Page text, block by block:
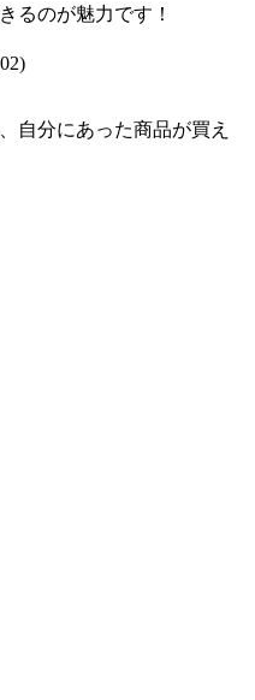
るのが魅力です！
自分にあった商品が買え